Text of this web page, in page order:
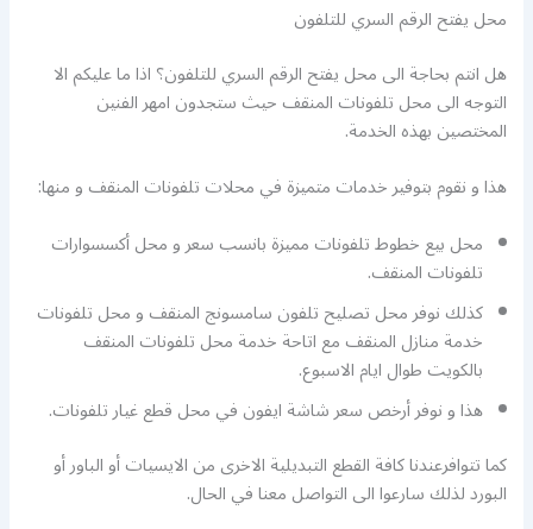
محل يفتح الرقم السري للتلفون
هل انتم بحاجة الى محل يفتح الرقم السري للتلفون؟ اذا ما عليكم الا
التوجه الى محل تلفونات المنقف حيث ستجدون امهر الفنين
المختصين بهذه الخدمة.
هذا و نقوم بتوفير خدمات متميزة في محلات تلفونات المنقف و منها:
محل بيع خطوط تلفونات مميزة بانسب سعر و محل أكسسوارات
تلفونات المنقف.
كذلك نوفر محل تصليح تلفون سامسونج المنقف و محل تلفونات
خدمة منازل المنقف مع اتاحة خدمة محل تلفونات المنقف
بالكويت طوال ايام الاسبوع.
هذا و نوفر أرخص سعر شاشة ايفون في محل قطع غيار تلفونات.
كما تتوافرعندنا كافة القطع التبديلية الاخرى من الايسيات أو الباور أو
البورد لذلك سارعوا الى التواصل معنا في الحال.